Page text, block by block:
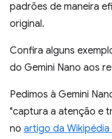
padrões de maneira
original.
Confira alguns
do Gemini Nano aos
Pedimos à Gemini
"captura a atenção e
no artigo da